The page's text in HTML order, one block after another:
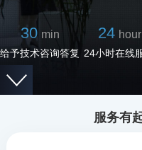
30 min
给予技术咨询答复
24 hour
24小时在线
服务有